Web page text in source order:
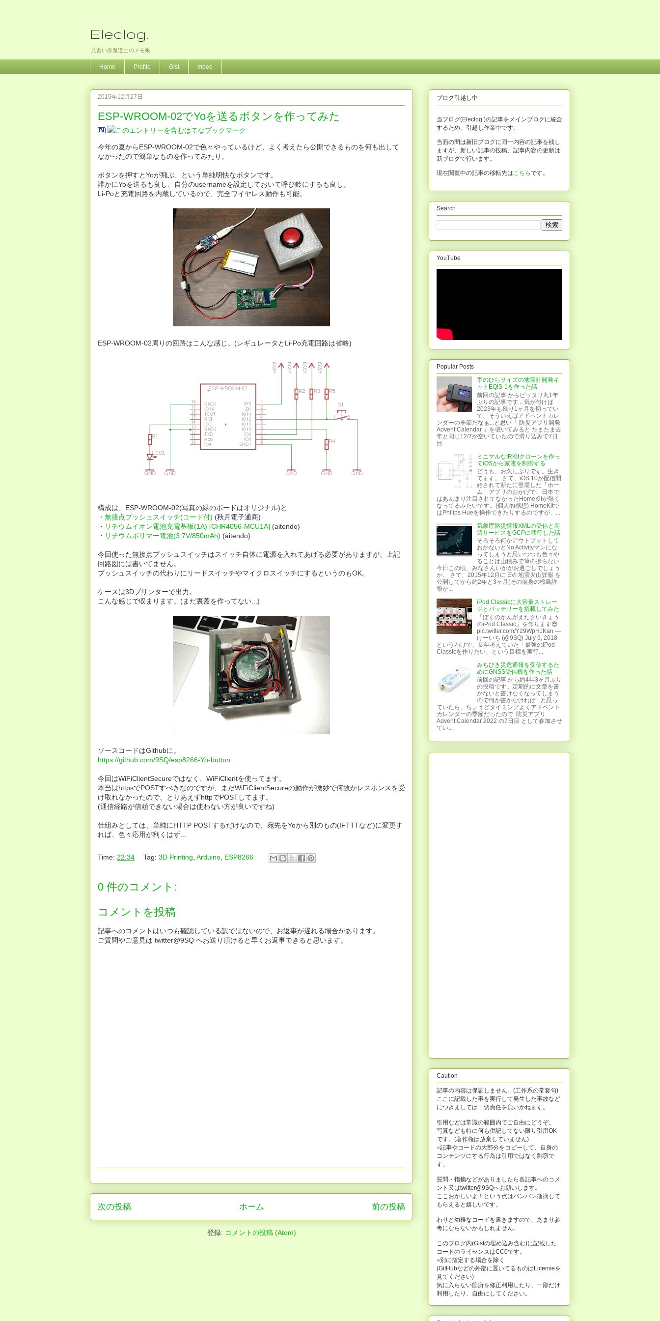
Eleclog.
見習い赤魔道士のメモ帳
Home Profile Gist mbed
2015年12月27日
ESP-WROOM-02でYoを送るボタンを作ってみた
今年の夏からESP-WROOM-02で色々やっているけど、よく考えたら公開できるものを何も出して
なかったので簡単なものを作ってみたり。
ボタンを押すとYoが飛ぶ、という単純明快なボタンです。
誰かにYoを送るも良し、自分のusernameを設定しておいて呼び鈴にするも良し。
Li-Poと充電回路を内蔵しているので、完全ワイヤレス動作も可能。
ESP-WROOM-02周りの回路はこんな感じ。(レギュレータとLi-Po充電回路は省略)
構成は、ESP-WROOM-02(写真の緑のボードはオリジナル)と
・ 無接点プッシュスイッチ(コード付) (秋月電子通商)
・ リチウムイオン電池充電基板(1A) [CHR4056-MCU1A] (aitendo)
・ リチウムポリマー電池(3.7V/850mAh) (aitendo)
今回使った無接点プッシュスイッチはスイッチ自体に電源を入れてあげる必要がありますが、上記
回路図には書いてません。
プッシュスイッチの代わりにリードスイッチやマイクロスイッチにするというのもOK。
ケースは3Dプリンターで出力。
こんな感じで収まります。(まだ裏蓋を作ってない...)
ソースコードはGithubに。
https://github.com/9SQ/esp8266-Yo-button
今回はWiFiClientSecureではなく、WiFiClientを使ってます。
本当はhttpsでPOSTすべきなのですが、まだWiFiClientSecureの動作が微妙で何故かレスポンスを受
け取れなかったので、とりあえずhttpでPOSTしてます。
(通信経路が信頼できない場合は使わない方が良いですね)
仕組みとしては、単純にHTTP POSTするだけなので、宛先をYoから別のもの(IFTTTなど)に変更す
れば、色々応用が利くはず...
Time: 22:34 Tag: 3D Printing Arduino ESP8266
0 件のコメント:
コメントを投稿
記事へのコメントはいつも確認している訳ではないので、お返事が遅れる場合があります。
ご質問やご意見は twitter@9SQ へお送り頂けると早くお返事できると思います。
次の投稿 前の投稿
ホーム
登録: コメントの投稿 (Atom)
ブログ引越し中
当ブログ(Eleclog.)の記事をメインブログに統合
するため、引越し作業中です。
当面の間は新旧ブログに同一内容の記事を残し
ますが、新しい記事の投稿、記事内容の更新は
新ブログで行います。
現在閲覧中の記事の移転先は こちらです。
Search
YouTube
Popular Posts
手のひらサイズの地震計開発キ
ットEQIS-1を作った話
前回の記事 からピッタリ丸1年
ぶりの記事です... 気が付けば
2023年も残り1ヶ月を切ってい
て、そういえばアドベントカレ
ンダーの季節だなぁ...と思い「 防災アプリ開発
Advent Calendar 」を覗いてみると たまたま去
年と同じ12/7が空いていたので滑り込みで7日
目...
ミニマルなIRKitクローンを作っ
てiOSから家電を制御する
どうも、お久しぶりです。生き
てます。 さて、iOS 10が配信開
始されて新たに登場した「ホー
ム」アプリのおかげで、日本で
はあんまり注目されてなかったHomeKitが熱く
なってるみたいです。(個人的感想) HomeKitで
はPhilips Hueを操作できたりするのですが、...
気象庁防災情報XMLの受信と周
辺サービスをGCPに移行した話
そろそろ何かアウトプットして
おかないとNo Activityマンにな
ってしまうと思いつつも色々や
ることは山積みで筆の捗らない
今日この頃、みなさんいかがお過ごしでしょう
か。 さて、2015年12月に EVI 地震火山詳報 を
公開してから約2年と3ヶ月(その前身の桜島詳
報か...
iPod Classicに大容量ストレー
ジとバッテリーを搭載してみた
「ぼくのかんがえたさいきょう
のiPod Classic」を作ります😎
pic.twitter.com/Y29WpHJKan —
けーいち (@9SQ) July 9, 2018
というわけで、長年考えていた「最強のiPod
Classicを作りたい」という目標を実行...
みちびき災危通報を受信するた
めにGNSS受信機を作った話
前回の記事 から約4年3ヶ月ぶり
の投稿です... 定期的に文章を書
かないと書けなくなってしまう
ので何か書かなければ...と思っ
ていたら、ちょうどタイミングよくアドベント
カレンダーの季節だったので 防災アプリ
Advent Calendar 2022 の7日目 として参加させ
てい...
Caution
記事の内容は保証しません。(工作系の常套句)
ここに記載した事を実行して発生した事故など
につきましては一切責任を負いかねます。
引用などは常識の範囲内でご自由にどうぞ。
写真なども特に何も併記してない限り引用OK
です。(著作権は放棄していません)
※記事やコードの大部分をコピーして、自身の
コンテンツにする行為は引用ではなく剽窃で
す。
質問・指摘などがありましたら各記事へのコメ
ント又はtwitter@9SQへお願いします。
ここおかしいよ！という点はバンバン指摘して
もらえると嬉しいです。
わりと幼稚なコードを書きますので、あまり参
考にならないかもしれません。
このブログ内(Gistの埋め込み含む)に記載した
コードのライセンスはCC0です。
※別に指定する場合を除く
(GitHubなどの外部に置いてるものはLicenseを
見てください)
気に入らない箇所を修正利用したり、一部だけ
利用したり、自由にしてください。